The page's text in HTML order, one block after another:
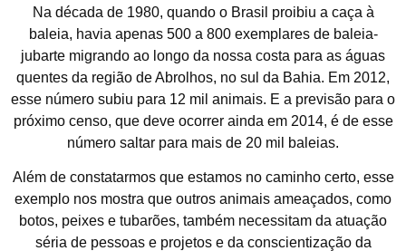
Na década de 1980, quando o Brasil proibiu a caça à
baleia, havia apenas 500 a 800 exemplares de baleia-
jubarte migrando ao longo da nossa costa para as águas
quentes da região de Abrolhos, no sul da Bahia. Em 2012,
esse número subiu para 12 mil animais. E a previsão para o
próximo censo, que deve ocorrer ainda em 2014, é de esse
número saltar para mais de 20 mil baleias.
Além de constatarmos que estamos no caminho certo, esse
exemplo nos mostra que outros animais ameaçados, como
botos, peixes e tubarões, também necessitam da atuação
séria de pessoas e projetos e da conscientização da